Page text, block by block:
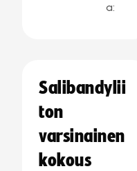
a:
Salibandylii
ton
varsinainen
kokous